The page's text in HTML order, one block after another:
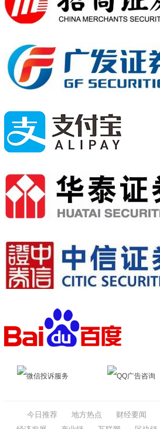
微信投诉服务 QQ广告咨询
今日推荐 地方热点 财经要闻